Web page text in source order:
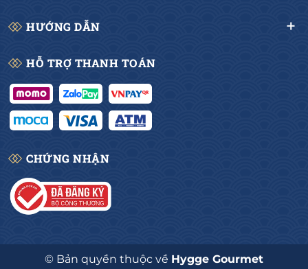
HƯỚNG DẪN
HỖ TRỢ THANH TOÁN
CHỨNG NHẬN
© Bản quyền thuộc về Hygge Gourmet